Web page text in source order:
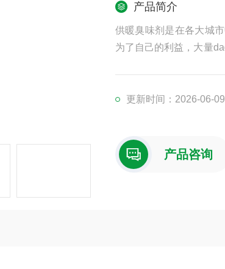
产品简介
供暖臭味剂是在各大城
为了自己的利益，大量
更新时间：2026-06-09
产品咨询